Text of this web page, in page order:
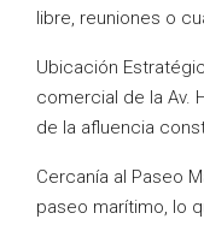
libre, reuniones o
Ubicación
comercial de la Av.
de la afluencia
Cercanía al Paseo
paseo marítimo, lo